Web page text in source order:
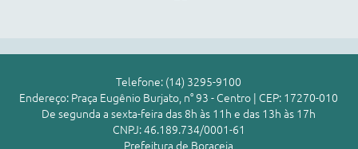
Telefone: (14) 3295-9100
Endereço: Praça Eugênio Burjato, n° 93 - Centro | CEP: 17270-010
De segunda a sexta-feira das 8h às 11h e das 13h às 17h
CNPJ: 46.189.734/0001-61
Prefeitura de Boraceia